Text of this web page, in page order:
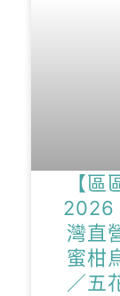
【
2026
灣直
蜜柑
／五